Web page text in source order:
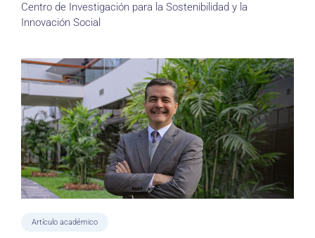
Centro de Investigación para la Sostenibilidad y la
Innovación Social
Artículo académico